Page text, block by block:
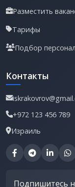
Разместить
Тарифы
Подбор
Контакты
+972 123 456 789
Израиль
Подпишитесь